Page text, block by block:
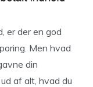
er der en god
Men hvad
din
af alt, hvad du